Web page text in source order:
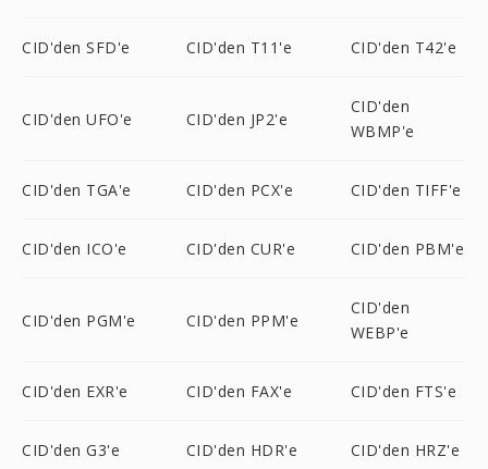
CID'den SFD'e CID'den T11'e CID'den T42'e
CID'den UFO'e CID'den JP2'e
CID'den
WBMP'e
CID'den TGA'e CID'den PCX'e CID'den TIFF'e
CID'den ICO'e CID'den CUR'e CID'den PBM'e
CID'den PGM'e CID'den PPM'e
CID'den
WEBP'e
CID'den EXR'e CID'den FAX'e CID'den FTS'e
CID'den G3'e CID'den HDR'e CID'den HRZ'e